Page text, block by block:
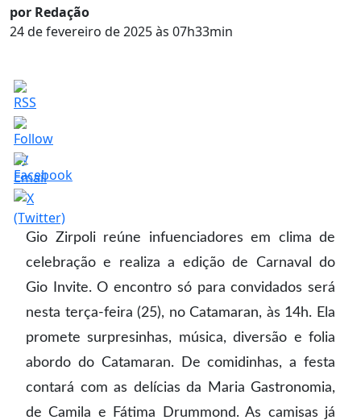
por Redação
24 de fevereiro de 2025 às 07h33min
Gio Zirpoli reúne infuenciadores em clima de
celebração e realiza a edição de Carnaval do
Gio Invite. O encontro só para convidados será
nesta terça-feira (25), no Catamaran, às 14h. Ela
promete surpresinhas, música, diversão e folia
abordo do Catamaran. De comidinhas, a festa
contará com as delícias da Maria Gastronomia,
de Camila e Fátima Drummond. As camisas já